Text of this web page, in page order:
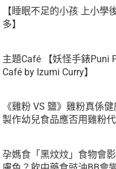
【睡眠不足的小孩 上小學
多】
主題Café 【妖怪手錶Puni
Café by Izumi Curry】
《雞粉 VS 鹽》雞粉真係健
製作幼兒食品應否用雞粉
孕媽食「黑炆炆」食物會